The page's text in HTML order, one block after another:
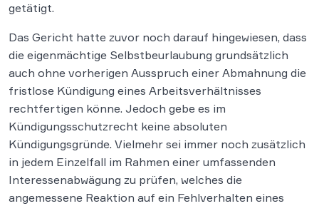
getätigt.
Das Gericht hatte zuvor noch darauf hingewiesen, dass
die eigenmächtige Selbstbeurlaubung grundsätzlich
auch ohne vorherigen Ausspruch einer Abmahnung die
fristlose Kündigung eines Arbeitsverhältnisses
rechtfertigen könne. Jedoch gebe es im
Kündigungsschutzrecht keine absoluten
Kündigungsgründe. Vielmehr sei immer noch zusätzlich
in jedem Einzelfall im Rahmen einer umfassenden
Interessenabwägung zu prüfen, welches die
angemessene Reaktion auf ein Fehlverhalten eines